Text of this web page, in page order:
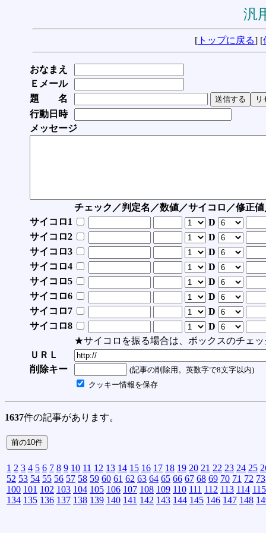
汎
[ トップに戻る] [
おなまえ
Ｅメール
題 名
行動日時
メッセージ
チェック／判定名／数値／サイコロ／修正
サイコロ1
D
サイコロ2
D
サイコロ3
D
サイコロ4
D
サイコロ5
D
サイコロ6
D
サイコロ7
D
サイコロ8
D
★サイコロを振る場合は、ボックスのチェッ
ＵＲＬ
削除キー
(記事の削除用。英数字で8文字以内)
クッキー情報を保存
1637件の記事があります。
1 2 3 4 5 6 7 8 9 10 11 12 13 14 15 16 17 18 19 20 21 22 23 24 25
52 53 54 55 56 57 58 59 60 61 62 63 64 65 66 67 68 69 70 71 72 73
100 101 102 103 104 105 106 107 108 109 110 111 112 113 114 115
134 135 136 137 138 139 140 141 142 143 144 145 146 147 148